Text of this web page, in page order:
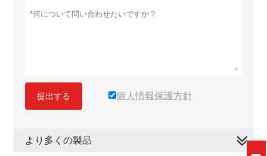
提出する 個人情報保護方針
より多くの製品